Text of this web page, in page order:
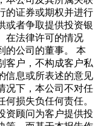
的证券或期权并进行
或者争取提供投资银
在法律许可的情况
的公司的董事。 本
客户，不构成客户私
信息或所表述的意见
况下，本公司不对任
损失负任何责任。
资顾问为客户提供投